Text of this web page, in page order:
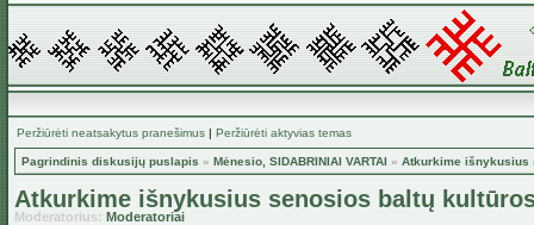
Peržiūrėti neatsakytus pranešimus | Peržiūrėti aktyvias temas
Pagrindinis diskusijų puslapis » Mėnesio, SIDABRINIAI VARTAI » Atkurkime išnykusius
Atkurkime išnykusius senosios baltų
Moderatorius: Moderatoriai